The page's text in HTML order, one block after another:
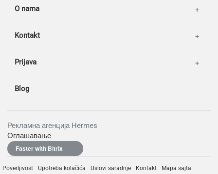
O nama
Kontakt
Prijava
Blog
Рекламна агенција Hermes
Оглашавање
Faster with Bitrix
Poverljivost Upotreba kolačića Uslovi saradnje Kontakt Mapa sajta